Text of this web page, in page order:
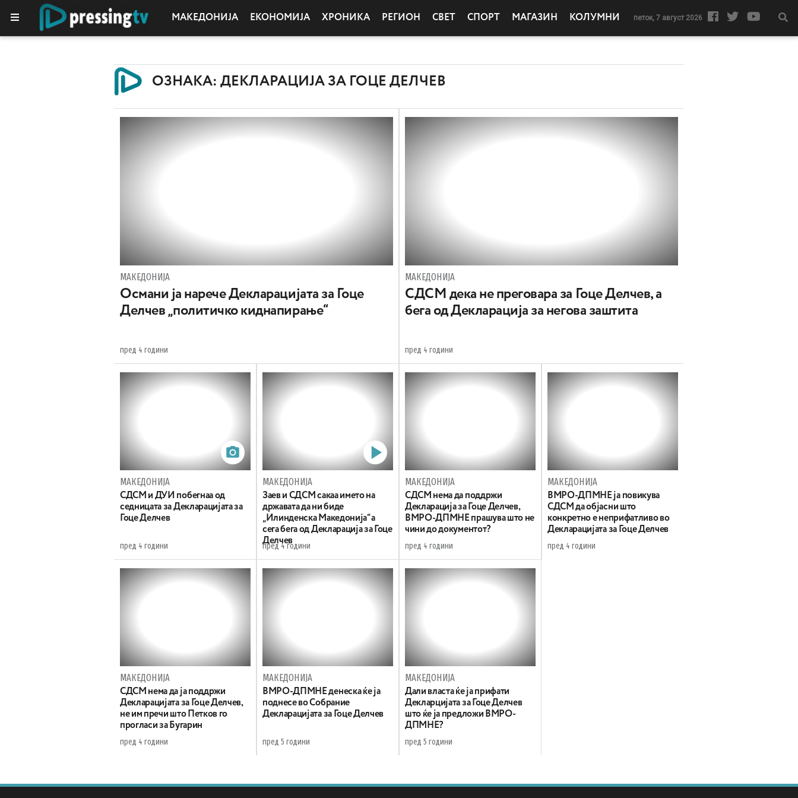
МАКЕДОНИЈА ЕКОНОМИЈА ХРОНИКА РЕГИОН СВЕТ СПОРТ МАГАЗИН КОЛУМНИ петок, 7 август 2026
ОЗНАКА: ДЕКЛАРАЦИЈА ЗА ГОЦЕ ДЕЛЧЕВ
МАКЕДОНИЈА
Oсмани ја нарече Декларацијата за Гоце
Делчев „политичко киднапирање“
пред 4 години
МАКЕДОНИЈА
СДСМ дека не преговара за Гоце Делчев, а
бега од Декларација за негова заштита
пред 4 години
МАКЕДОНИЈА
СДСМ и ДУИ побегнаа од
седницата за Декларацијата за
Гоце Делчев
пред 4 години
МАКЕДОНИЈА
Заев и СДСМ сакаа името на
државата да ни биде
„Илинденска Македонија“ а
сега бега од Декларација за Гоце
Делчев
пред 4 години
МАКЕДОНИЈА
СДСМ нема да поддржи
Декларација за Гоце Делчев,
ВМРО-ДПМНЕ прашува што не
чини до документот?
пред 4 години
МАКЕДОНИЈА
ВМРО-ДПМНЕ ја повикува
СДСМ да објасни што
конкретно е неприфатливо во
Декларацијата за Гоце Делчев
пред 4 години
МАКЕДОНИЈА
СДСМ нема да ја поддржи
Декларацијата за Гоце Делчев,
не им пречи што Петков го
прогласи за Бугарин
пред 4 години
МАКЕДОНИЈА
ВМРО-ДПМНЕ денеска ќе ја
поднесе во Собрание
Декларацијата за Гоце Делчев
пред 5 години
МАКЕДОНИЈА
Дали власта ќе ја прифати
Декларцијата за Гоце Делчев
што ќе ја предложи ВМРО-
ДПМНЕ?
пред 5 години